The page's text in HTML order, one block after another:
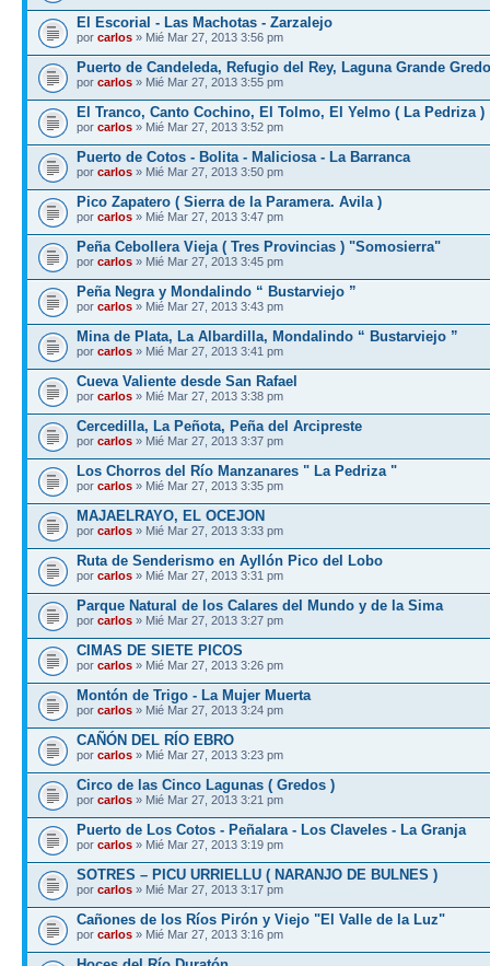
El Escorial - Las Machotas - Zarzalejo
por carlos » Mié Mar 27, 2013 3:56 pm
Puerto de Candeleda, Refugio del Rey, Laguna Grande
por carlos » Mié Mar 27, 2013 3:55 pm
El Tranco, Canto Cochino, El Tolmo, El Yelmo ( La Pedriza )
por carlos » Mié Mar 27, 2013 3:52 pm
Puerto de Cotos - Bolita - Maliciosa - La Barranca
por carlos » Mié Mar 27, 2013 3:50 pm
Pico Zapatero ( Sierra de la Paramera. Avila )
por carlos » Mié Mar 27, 2013 3:47 pm
Peña Cebollera Vieja ( Tres Provincias ) "Somosierra"
por carlos » Mié Mar 27, 2013 3:45 pm
Peña Negra y Mondalindo “ Bustarviejo ”
por carlos » Mié Mar 27, 2013 3:43 pm
Mina de Plata, La Albardilla, Mondalindo “ Bustarviejo ”
por carlos » Mié Mar 27, 2013 3:41 pm
Cueva Valiente desde San Rafael
por carlos » Mié Mar 27, 2013 3:38 pm
Cercedilla, La Peñota, Peña del Arcipreste
por carlos » Mié Mar 27, 2013 3:37 pm
Los Chorros del Río Manzanares " La Pedriza "
por carlos » Mié Mar 27, 2013 3:35 pm
MAJAELRAYO, EL OCEJON
por carlos » Mié Mar 27, 2013 3:33 pm
Ruta de Senderismo en Ayllón Pico del Lobo
por carlos » Mié Mar 27, 2013 3:31 pm
Parque Natural de los Calares del Mundo y de la Sima
por carlos » Mié Mar 27, 2013 3:27 pm
CIMAS DE SIETE PICOS
por carlos » Mié Mar 27, 2013 3:26 pm
Montón de Trigo - La Mujer Muerta
por carlos » Mié Mar 27, 2013 3:24 pm
CAÑÓN DEL RÍO EBRO
por carlos » Mié Mar 27, 2013 3:23 pm
Circo de las Cinco Lagunas ( Gredos )
por carlos » Mié Mar 27, 2013 3:21 pm
Puerto de Los Cotos - Peñalara - Los Claveles - La Granja
por carlos » Mié Mar 27, 2013 3:19 pm
SOTRES – PICU URRIELLU ( NARANJO DE BULNES )
por carlos » Mié Mar 27, 2013 3:17 pm
Cañones de los Ríos Pirón y Viejo "El Valle de la Luz"
por carlos » Mié Mar 27, 2013 3:16 pm